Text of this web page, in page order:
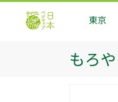
東京
もろ